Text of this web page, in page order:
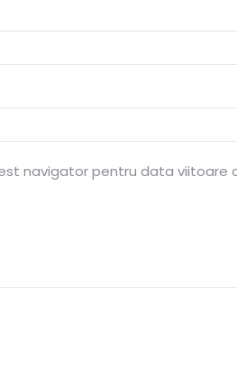
navigator pentru data viitoare